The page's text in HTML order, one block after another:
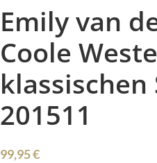
Emily van
Coole
klassischen
201511
99,95€